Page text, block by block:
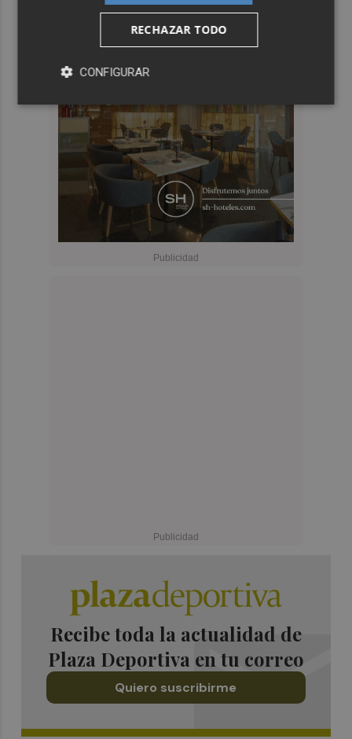
Recibe toda la actualidad de
Plaza Deportiva en tu correo
Quiero suscribirme
RECHAZAR TODO
CONFIGURAR